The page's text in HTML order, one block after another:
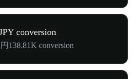
conversion
138.81K conversion